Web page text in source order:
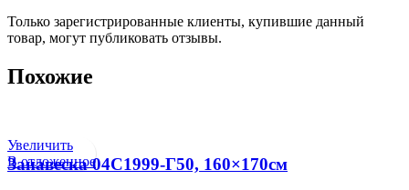
Только зарегистрированные клиенты, купившие данный
товар, могут публиковать отзывы.
Похожие
Увеличить
В отложенное
Занавеска 04С1999-Г50, 160×170см